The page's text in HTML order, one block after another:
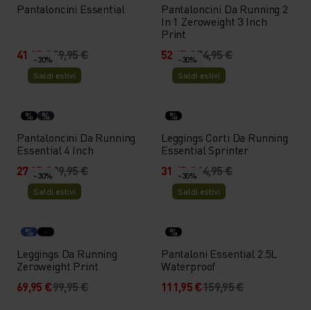
Pantaloncini Essential
41,95 €59,95 €
Pantaloncini Da Running 2
In 1 Zeroweight 3 Inch
Print
52,45 €74,95 €
-30%
Saldi estivi
% %
Pantaloncini Da Running
Essential 4 Inch
27,95 € 39,95 €
-30%
Saldi estivi
%
Leggings Corti Da Running
Essential Sprinter
31,45 € 44,95 €
-30%
Saldi estivi
%
Leggings Da Running
Zeroweight Print
69,95 €99,95 €
-30%
Saldi estivi
%
Pantaloni Essential 2.5L
Waterproof
111,95 €159,95 €